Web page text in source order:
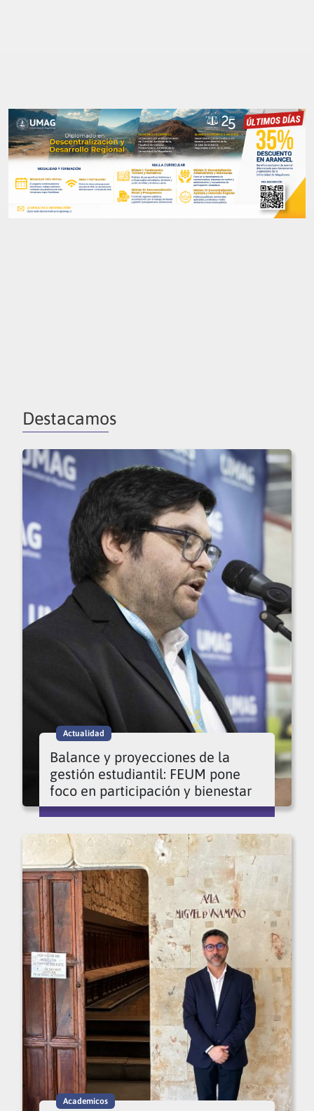
Destacamos
Actualidad
Balance y proyecciones de la
gestión estudiantil: FEUM pone
foco en participación y bienestar
Academicos